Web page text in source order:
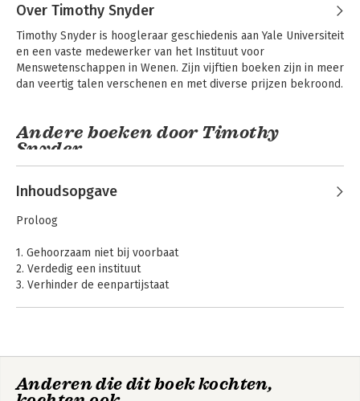
Over Timothy Snyder
Timothy Snyder is hoogleraar geschiedenis aan Yale Universiteit
en een vaste medewerker van het Instituut voor
Menswetenschappen in Wenen. Zijn vijftien boeken zijn in meer
dan veertig talen verschenen en met diverse prijzen bekroond.
Andere boeken door Timothy
Snyder
Europe, America
Inhoudsopgave
Proloog
1. Gehoorzaam niet bij voorbaat
2. Verdedig een instituut
3. Verhinder de eenpartijstaat
8. Verzet u
9. Koester onze taal
Anderen die dit boek kochten,